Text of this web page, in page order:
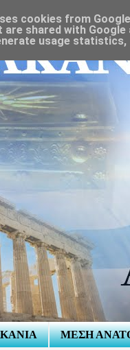
ΜΕΣΗ
cookies from
are shared with
usage statistics,